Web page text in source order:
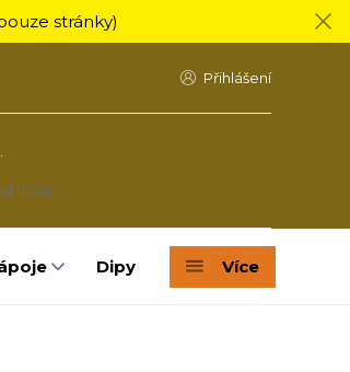
stránky)
Přihlášení
11:00)
Dipy Více